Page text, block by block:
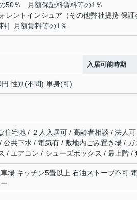
50％ 月額保証料賃料等の1％
レントインシュア（その他弊社提携 保
］月額賃料等の1％
入居可能時期
性別(不問) 単身(可)
住宅地 / ２人入居可 / 高齢者相談 / 法人
公共下水 / 電気有 / 敷地内ごみ置き場 /
/ エアコン / シューズボックス / 最上階 /
場 キッチン5畳以上 石油ストーブ不可